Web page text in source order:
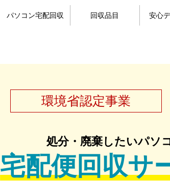
パソコン宅配回収 回収品目 安心
環境省認定事業
処分・廃棄したいパソ
宅配便回収サ